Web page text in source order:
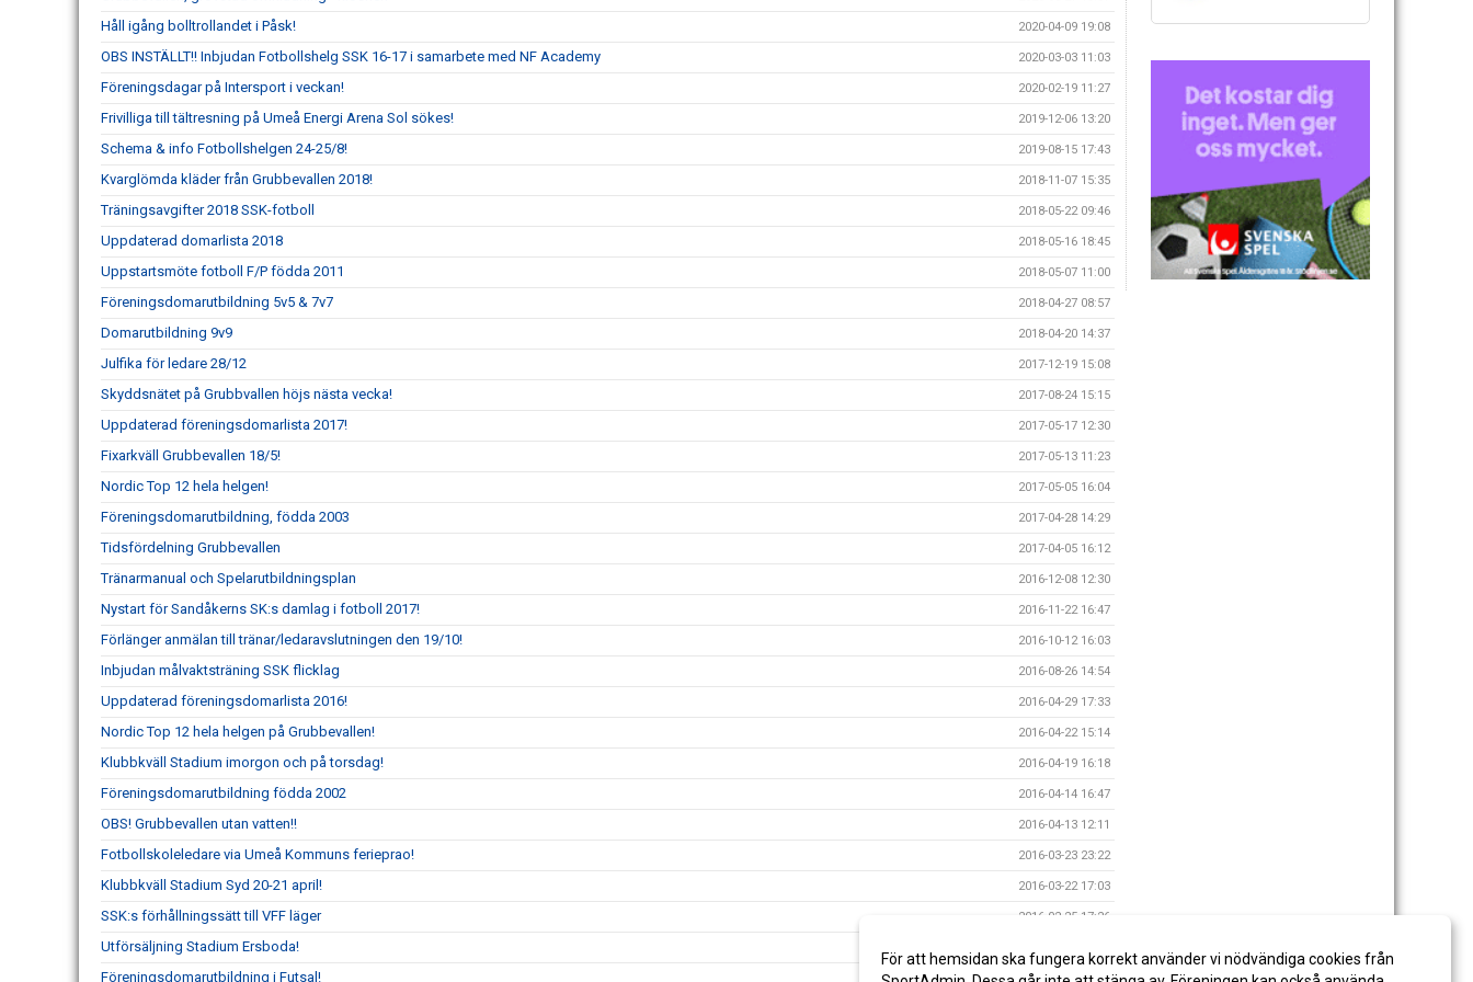
Håll igång bolltrollandet i Påsk! 2020-04-09 19:08
OBS INSTÄLLT!! Inbjudan Fotbollshelg SSK 16-17 i samarbete med NF Academy 2020-03-03 11:03
Föreningsdagar på Intersport i veckan! 2020-02-19 11:27
Frivilliga till tältresning på Umeå Energi Arena Sol sökes! 2019-12-06 13:20
Schema & info Fotbollshelgen 24-25/8! 2019-08-15 17:43
Kvarglömda kläder från Grubbevallen 2018! 2018-11-07 15:35
Träningsavgifter 2018 SSK-fotboll 2018-05-22 09:46
Uppdaterad domarlista 2018 2018-05-16 18:45
Uppstartsmöte fotboll F/P födda 2011 2018-05-07 11:00
Föreningsdomarutbildning 5v5 & 7v7 2018-04-27 08:57
Domarutbildning 9v9 2018-04-20 14:37
Julfika för ledare 28/12 2017-12-19 15:08
Skyddsnätet på Grubbvallen höjs nästa vecka! 2017-08-24 15:15
Uppdaterad föreningsdomarlista 2017! 2017-05-17 12:30
Fixarkväll Grubbevallen 18/5! 2017-05-13 11:23
Nordic Top 12 hela helgen! 2017-05-05 16:04
Föreningsdomarutbildning, födda 2003 2017-04-28 14:29
Tidsfördelning Grubbevallen 2017-04-05 16:12
Tränarmanual och Spelarutbildningsplan 2016-12-08 12:30
Nystart för Sandåkerns SK:s damlag i fotboll 2017! 2016-11-22 16:47
Förlänger anmälan till tränar/ledaravslutningen den 19/10! 2016-10-12 16:03
Inbjudan målvaktsträning SSK flicklag 2016-08-26 14:54
Uppdaterad föreningsdomarlista 2016! 2016-04-29 17:33
Nordic Top 12 hela helgen på Grubbevallen! 2016-04-22 15:14
Klubbkväll Stadium imorgon och på torsdag! 2016-04-19 16:18
Föreningsdomarutbildning födda 2002 2016-04-14 16:47
OBS! Grubbevallen utan vatten!! 2016-04-13 12:11
Fotbollskoleledare via Umeå Kommuns ferieprao! 2016-03-23 23:22
Klubbkväll Stadium Syd 20-21 april! 2016-03-22 17:03
SSK:s förhållningssätt till VFF läger 2016-02-25 17:26
Utförsäljning Stadium Ersboda!
Föreningsdomarutbildning i Futsal! 2015-10-20 16:02
För att hemsidan ska fungera korrekt använder vi nödvändiga cookies från